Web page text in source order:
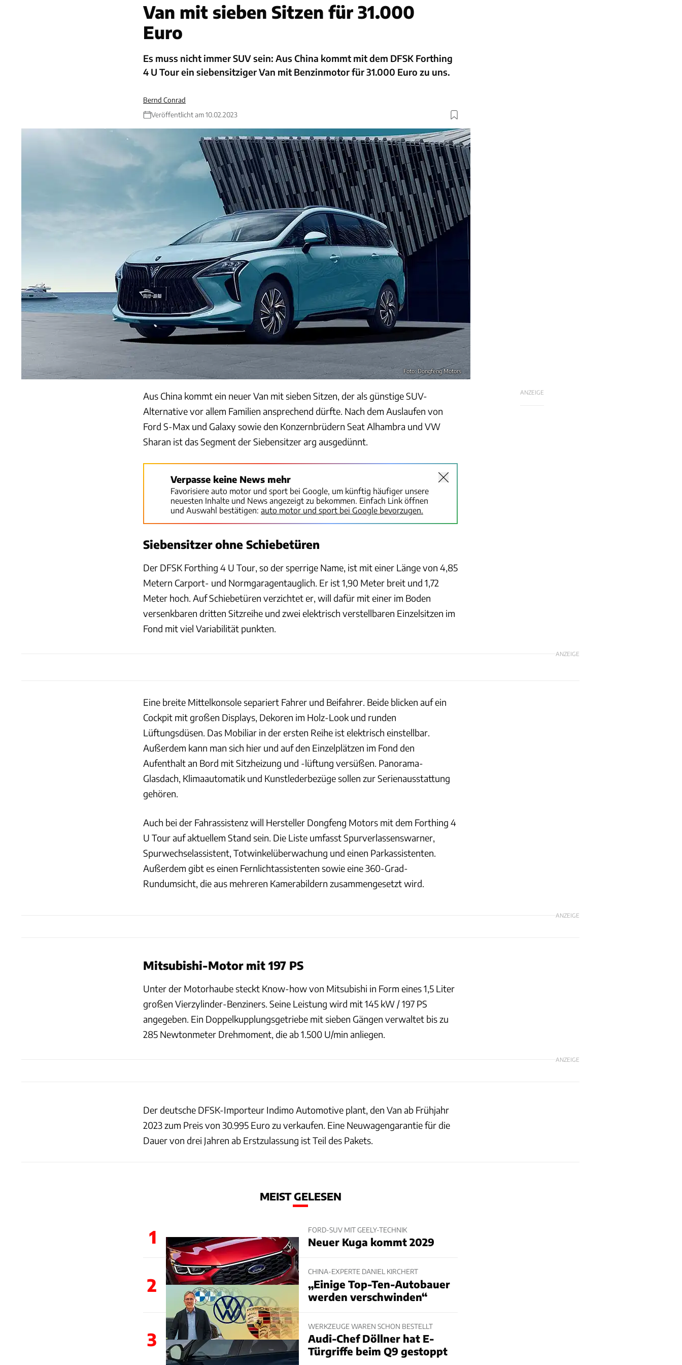
Van mit sieben Sitzen für 31.000
Euro
Es muss nicht immer SUV sein: Aus China kommt mit dem DFSK Forthing
4 U Tour ein siebensitziger Van mit Benzinmotor für 31.000 Euro zu uns.
Bernd Conrad
Veröffentlicht am 10.02.2023
Foto: Dongfeng Motors
ANZEIGE
Aus China kommt ein neuer Van mit sieben Sitzen, der als günstige SUV-
Alternative vor allem Familien ansprechend dürfte. Nach dem Auslaufen von
Ford S-Max und Galaxy sowie den Konzernbrüdern Seat Alhambra und VW
Sharan ist das Segment der Siebensitzer arg ausgedünnt.
Verpasse keine News mehr
Favorisiere auto motor und sport bei Google, um künftig häufiger unsere
neuesten Inhalte und News angezeigt zu bekommen. Einfach Link öffnen
und Auswahl bestätigen: auto motor und sport bei Google bevorzugen.
Siebensitzer ohne Schiebetüren
Der DFSK Forthing 4 U Tour, so der sperrige Name, ist mit einer Länge von 4,85
Metern Carport- und Normgaragentauglich. Er ist 1,90 Meter breit und 1,72
Meter hoch. Auf Schiebetüren verzichtet er, will dafür mit einer im Boden
versenkbaren dritten Sitzreihe und zwei elektrisch verstellbaren Einzelsitzen im
Fond mit viel Variabilität punkten.
ANZEIGE
Eine breite Mittelkonsole separiert Fahrer und Beifahrer. Beide blicken auf ein
Cockpit mit großen Displays, Dekoren im Holz-Look und runden
Lüftungsdüsen. Das Mobiliar in der ersten Reihe ist elektrisch einstellbar.
Außerdem kann man sich hier und auf den Einzelplätzen im Fond den
Aufenthalt an Bord mit Sitzheizung und -lüftung versüßen. Panorama-
Glasdach, Klimaautomatik und Kunstlederbezüge sollen zur Serienausstattung
gehören.
Auch bei der Fahrassistenz will Hersteller Dongfeng Motors mit dem Forthing 4
U Tour auf aktuellem Stand sein. Die Liste umfasst Spurverlassenswarner,
Spurwechselassistent, Totwinkelüberwachung und einen Parkassistenten.
Außerdem gibt es einen Fernlichtassistenten sowie eine 360-Grad-
Rundumsicht, die aus mehreren Kamerabildern zusammengesetzt wird.
ANZEIGE
Mitsubishi-Motor mit 197 PS
Unter der Motorhaube steckt Know-how von Mitsubishi in Form eines 1,5 Liter
großen Vierzylinder-Benziners. Seine Leistung wird mit 145 kW / 197 PS
angegeben. Ein Doppelkupplungsgetriebe mit sieben Gängen verwaltet bis zu
285 Newtonmeter Drehmoment, die ab 1.500 U/min anliegen.
ANZEIGE
Der deutsche DFSK-Importeur Indimo Automotive plant, den Van ab Frühjahr
2023 zum Preis von 30.995 Euro zu verkaufen. Eine Neuwagengarantie für die
Dauer von drei Jahren ab Erstzulassung ist Teil des Pakets.
MEIST GELESEN
1 FORD-SUV MIT GEELY-TECHNIK
Neuer Kuga kommt 2029
2
CHINA-EXPERTE DANIEL KIRCHERT
„Einige Top-Ten-Autobauer
werden verschwinden“
3
WERKZEUGE WAREN SCHON BESTELLT
Audi-Chef Döllner hat E-
Türgriffe beim Q9 gestoppt